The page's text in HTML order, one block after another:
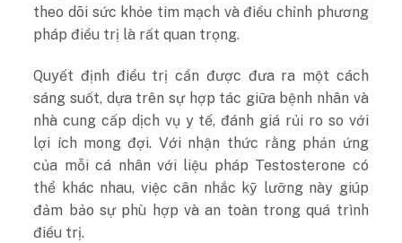
theo dõi sức khỏe tim mạch và điều chỉnh phương
pháp điều trị là rất quan trọng.
Quyết định điều trị cần được đưa ra một cách
sáng suốt, dựa trên sự hợp tác giữa bệnh nhân và
nhà cung cấp dịch vụ y tế, đánh giá rủi ro so với
lợi ích mong đợi. Với nhận thức rằng phản ứng
của mỗi cá nhân với liệu pháp Testosterone có
thể khác nhau, việc cân nhắc kỹ lưỡng này giúp
đảm bảo sự phù hợp và an toàn trong quá trình
điều trị.